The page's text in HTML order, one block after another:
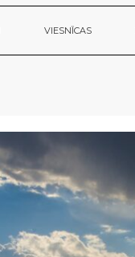
VIESNĪCAS